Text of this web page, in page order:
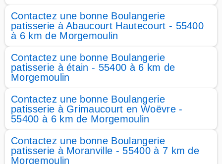
Contactez une bonne Boulangerie
patisserie à Abaucourt Hautecourt - 55400
à 6 km de Morgemoulin
Contactez une bonne Boulangerie
patisserie à étain - 55400 à 6 km de
Morgemoulin
Contactez une bonne Boulangerie
patisserie à Grimaucourt en Woëvre -
55400 à 6 km de Morgemoulin
Contactez une bonne Boulangerie
patisserie à Moranville - 55400 à 7 km de
Morgemoulin